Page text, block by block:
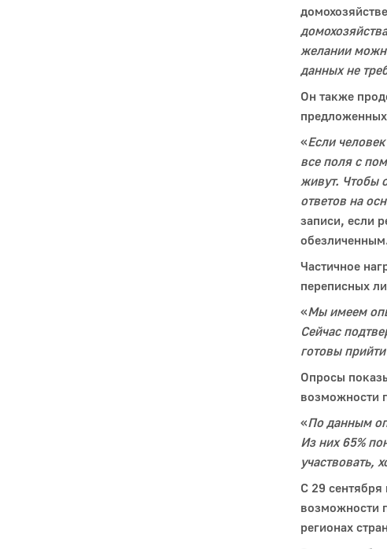
желании
данных не
Он также
«Если
все поля с
живут. Чтобы
ответов на
записи, если
Частичное
переписных
«Мы имеем
Сейчас
готовы
Опросы
возможности
«По данным
Из них 65%
участвовать,
С 29
возможности
регионах